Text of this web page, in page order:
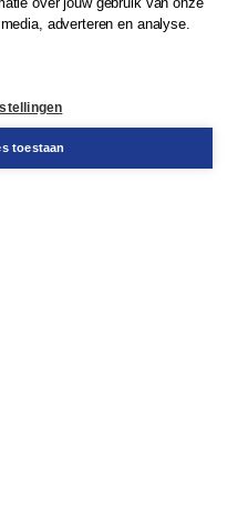
adverteren en analyse.
toestaan